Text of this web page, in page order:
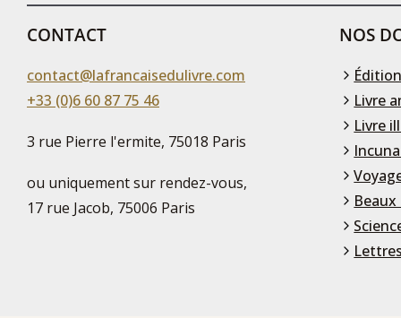
CONTACT
contact@lafrancaisedulivre.com
+33 (0)6 60 87 75 46
3 rue Pierre l'ermite, 75018 Paris
ou uniquement sur rendez-vous,
17 rue Jacob, 75006 Paris
NOS
Livre
Livre